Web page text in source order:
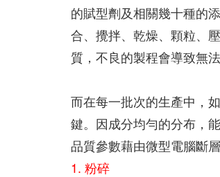
的賦型劑及相關幾十種的
合、攪拌、乾燥、顆粒、
質，不良的製程會導致無
而在每一批次的生產中，
鍵。因成分均勻的分布，
品質參數藉由微型電腦斷
1. 粉碎